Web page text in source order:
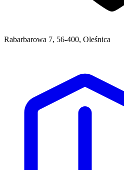
Rabarbarowa 7, 56-400, Oleśnica